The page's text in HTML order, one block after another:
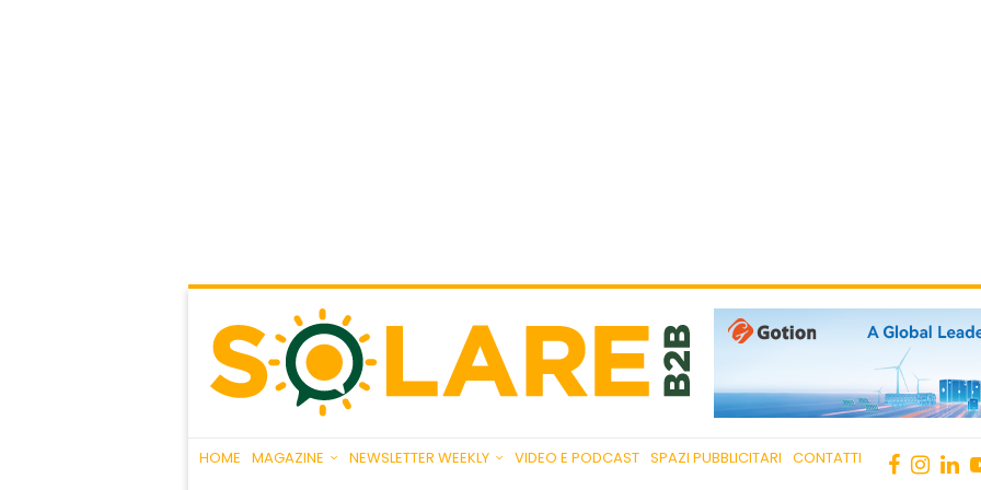
HOME MAGAZINE NEWSLETTER WEEKLY VIDEO E PODCAST SPAZI PUBBLICITARI CONTATTI